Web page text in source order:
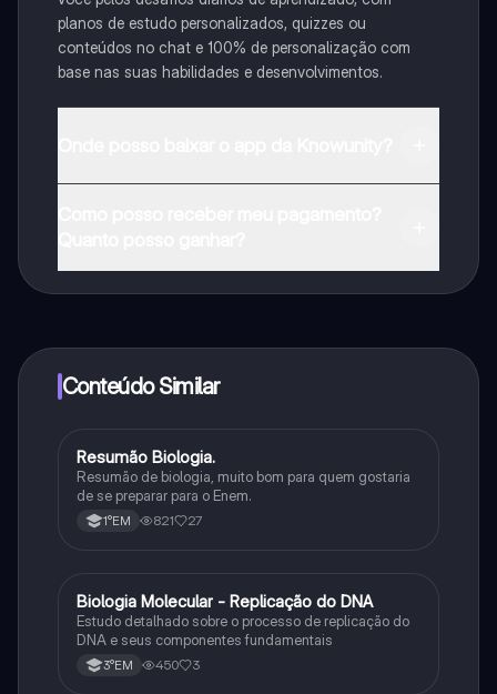
planos de estudo personalizados, quizzes ou
conteúdos no chat e 100% de personalização com
base nas suas habilidades e desenvolvimentos.
Conteúdo Similar
Biologia
Resumão Biologia.
Resumão de biologia, muito bom para quem gostaria
de se preparar para o Enem.
1°EM 821 27
Ciência
Biologia Molecular - Replicação do DNA
Estudo detalhado sobre o processo de replicação do
DNA e seus componentes fundamentais
3°EM 450 3